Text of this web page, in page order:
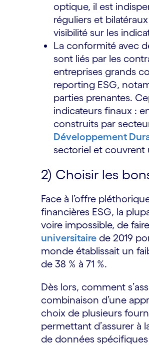
optique, il est
réguliers et
visibilité sur les
La conformité avec
sont liés par les
entreprises grands
reporting ESG,
parties prenantes.
indicateurs finaux :
construits par
Développement
sectoriel et couvrent
2) Choisir les
Face à l’offre
financières ESG, la
voire impossible, de
universitaire de 2019
monde établissait un
de 38 % à 71 %.
Dès lors, comment
combinaison d’une
choix de plusieurs
permettant d’assurer à
de données